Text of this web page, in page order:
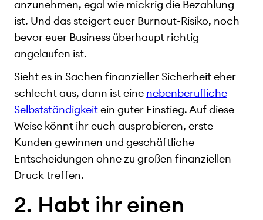
anzunehmen, egal wie mickrig die Bezahlung
ist. Und das steigert euer Burnout-Risiko, noch
bevor euer Business überhaupt richtig
angelaufen ist.
Sieht es in Sachen finanzieller Sicherheit eher
schlecht aus, dann ist eine nebenberufliche
Selbstständigkeitein guter Einstieg. Auf diese
Weise könnt ihr euch ausprobieren, erste
Kunden gewinnen und geschäftliche
Entscheidungen ohne zu großen finanziellen
Druck treffen.
2. Habt ihr einen